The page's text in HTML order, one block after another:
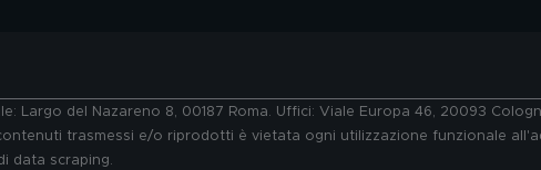
Largo del Nazareno 8, 00187 Roma. Uffici: Viale Europa 46, 20093
trasmessi e/o riprodotti è vietata ogni utilizzazione funzionale
data scraping.